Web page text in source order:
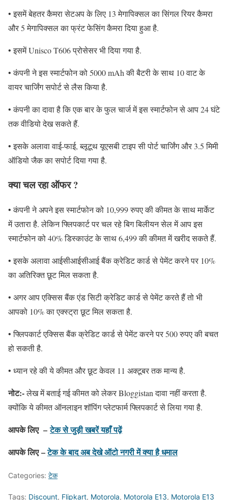
• इसमें बेहतर कैमरा सेटअप के लिए 13 मेगापिक्सल का सिंगल रियर कैमरा
और 5 मेगापिक्सल का फ्रंट फेसिंग कैमरा दिया हुआ है.
• इसमें Unisco T606 प्रोसेसर भी दिया गया है.
• कंपनी ने इस स्मार्टफोन को 5000 mAh की बैटरी के साथ 10 वाट के
वायर चार्जिंग सपोर्ट से लैस किया है.
• कंपनी का दावा है कि एक बार के फुल चार्ज में इस स्मार्टफोन से आप 24 घंटे
तक वीडियो देख सकते हैं.
• इसके अलावा वाई-फाई, ब्लूटूथ यूएसबी टाइप सी पोर्ट चार्जिंग और 3.5 मिमी
ऑडियो जैक का सपोर्ट दिया गया है.
क्या चल रहा ऑफर ?
• कंपनी ने अपने इस स्मार्टफोन को 10,999 रुपए की कीमत के साथ मार्केट
में उतारा है. लेकिन फ्लिपकार्ट पर चल रहे बिग बिलीयन सेल में आप इस
स्मार्टफोन को 40% डिस्काउंट के साथ 6,499 की कीमत में खरीद सकते हैं.
• इसके अलावा आईसीआईसीआई बैंक क्रेडिट कार्ड से पेमेंट करने पर 10%
का अतिरिक्त छूट मिल सकता है.
• अगर आप एक्सिस बैंक एंड सिटी क्रेडिट कार्ड से पेमेंट करते हैं तो भी
आपको 10% का एक्स्ट्रा छूट मिल सकता है.
• फ्लिपकार्ट एक्सिस बैंक क्रेडिट कार्ड से पेमेंट करने पर 500 रुपए की बचत
हो सकती है.
• ध्यान रहे की ये कीमत और छूट केवल 11 अक्टूबर तक मान्य है.
नोट:-लेख में बताई गई कीमत को लेकर Bloggistan दावा नहीं करता है.
क्योंकि ये कीमत ऑनलाइन शॉपिंग प्लेटफार्म फ्लिपकार्ट से लिया गया है.
आपके लिए –टेक से जुड़ी खबरें यहाँ पढ़ें
आपके लिए –टेक के बाद अब देखे ऑटो नगरी में क्या है धमाल
Categories: टेक
Tags: Discount, Flipkart, Motorola, Motorola E13, Motorola E13